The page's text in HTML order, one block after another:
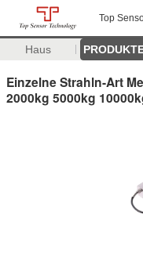
Top
Haus
Einzelne Strahln-Art
2000kg 5000kg